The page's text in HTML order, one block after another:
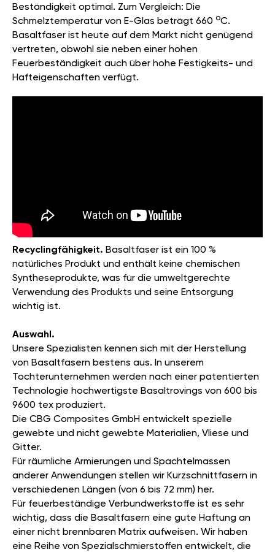
Beständigkeit optimal. Zum Vergleich: Die
Schmelztemperatur von E-Glas beträgt 660 оC.
Basaltfaser ist heute auf dem Markt nicht genügend
vertreten, obwohl sie neben einer hohen
Feuerbeständigkeit auch über hohe Festigkeits- und
Hafteigenschaften verfügt.
Recyclingfähigkeit. Basaltfaser ist ein 100 %
natürliches Produkt und enthält keine chemischen
Syntheseprodukte, was für die umweltgerechte
Verwendung des Produkts und seine Entsorgung
wichtig ist.
Auswahl.
Unsere Spezialisten kennen sich mit der Herstellung
von Basaltfasern bestens aus. In unserem
Tochterunternehmen werden nach einer patentierten
Technologie hochwertigste Basaltrovings von 600 bis
9600 tex produziert.
Die CBG Composites GmbH entwickelt spezielle
gewebte und nicht gewebte Materialien, Vliese und
Gitter.
Für räumliche Armierungen und Spachtelmassen
anderer Anwendungen stellen wir Kurzschnittfasern in
verschiedenen Längen (von 6 bis 72 mm) her.
Für feuerbeständige Verbundwerkstoffe ist es sehr
wichtig, dass die Basaltfasern eine gute Haftung an
einer nicht brennbaren Matrix aufweisen. Wir haben
eine Reihe von Spezialschmierstoffen entwickelt, die